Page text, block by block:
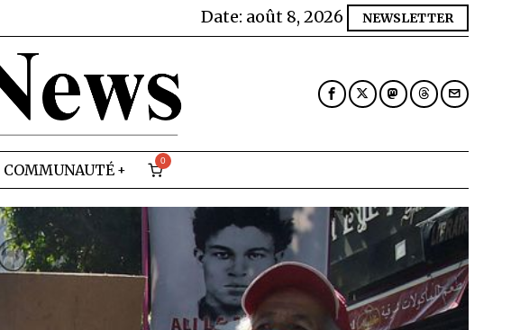
Date: août 8, 2026 NEWSLETTER
COMMUNAUTÉ
0